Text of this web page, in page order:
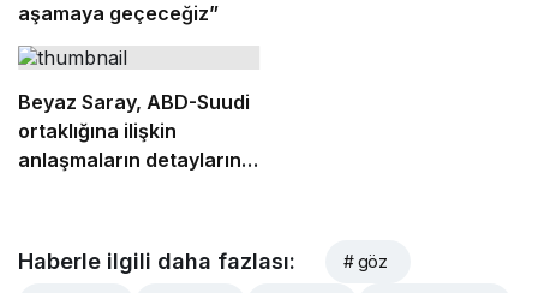
aşamaya geçeceğiz”
Beyaz Saray, ABD-Suudi
ortaklığına ilişkin
anlaşmaların detaylarını
Haberle ilgili daha fazlası: # göz